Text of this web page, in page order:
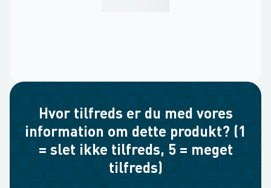
Hvor tilfreds er du med vores
information om dette produkt? (1
= slet ikke tilfreds, 5 = meget
tilfreds)